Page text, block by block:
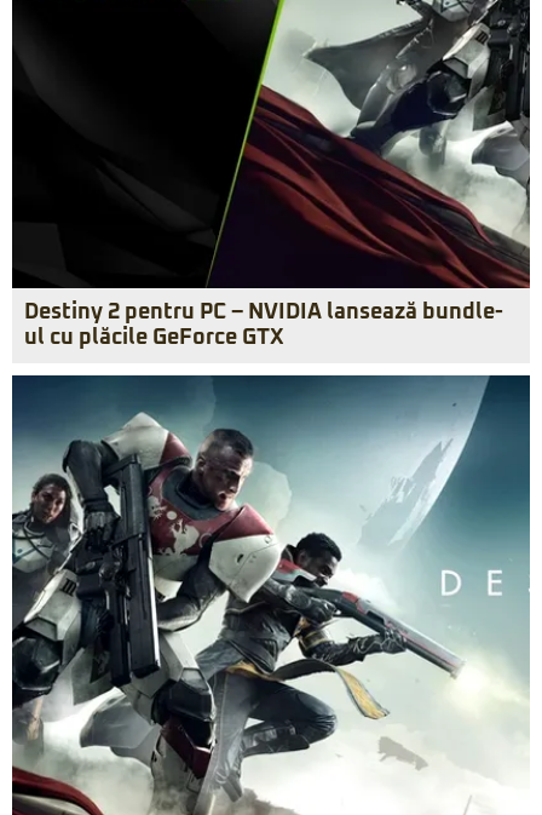
Destiny 2 pentru PC – NVIDIA lansează bundle-
ul cu plăcile GeForce GTX